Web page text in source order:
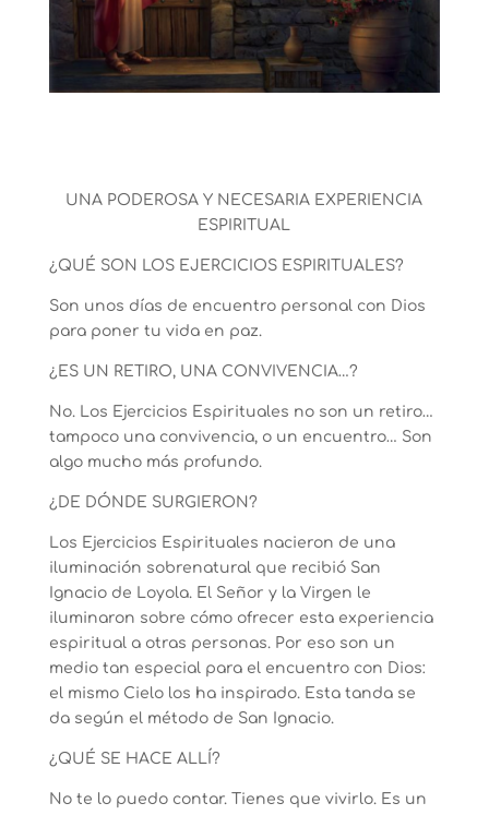
UNA PODEROSA Y NECESARIA EXPERIENCIA
ESPIRITUAL
¿QUÉ SON LOS EJERCICIOS ESPIRITUALES?
Son unos días de encuentro personal con Dios
para poner tu vida en paz.
¿ES UN RETIRO, UNA CONVIVENCIA…?
No. Los Ejercicios Espirituales no son un retiro…
tampoco una convivencia, o un encuentro… Son
algo mucho más profundo.
¿DE DÓNDE SURGIERON?
Los Ejercicios Espirituales nacieron de una
iluminación sobrenatural que recibió San
Ignacio de Loyola. El Señor y la Virgen le
iluminaron sobre cómo ofrecer esta experiencia
espiritual a otras personas. Por eso son un
medio tan especial para el encuentro con Dios:
el mismo Cielo los ha inspirado. Esta tanda se
da según el método de San Ignacio.
¿QUÉ SE HACE ALLÍ?
No te lo puedo contar. Tienes que vivirlo. Es un